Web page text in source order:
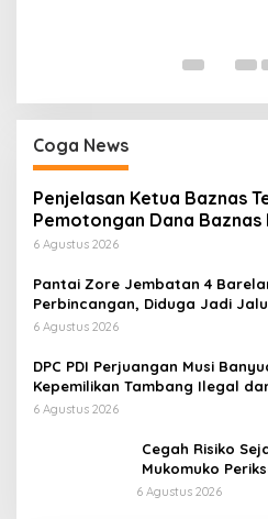
Coga News
Penjelasan Ketua Baznas
Pemotongan Dana
Tidak Benar
6 Agustus 2026
Pantai Zore Jembatan 4
Perbincangan, Diduga Jadi
Tanpa Dokumen Kepabeanan,
di Kawasan Pesisir
6 Agustus 2026
DPC PDI Perjuangan Musi
Kepemilikan Tambang Ilegal
6 Agustus 2026
Cegah Risiko
Mukomuko
Petugas secara
6 Agustus 2026